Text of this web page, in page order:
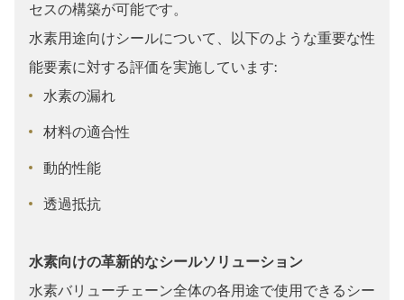
セスの構築が可能です。
水素用途向けシールについて、以下のような重要な性
能要素に対する評価を実施しています:
水素の漏れ
材料の適合性
動的性能
透過抵抗
水素向けの革新的なシールソリューション
水素バリューチェーン全体の各用途で使用できるシー